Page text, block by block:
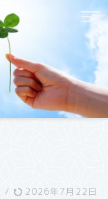
/ 2026年7月22日